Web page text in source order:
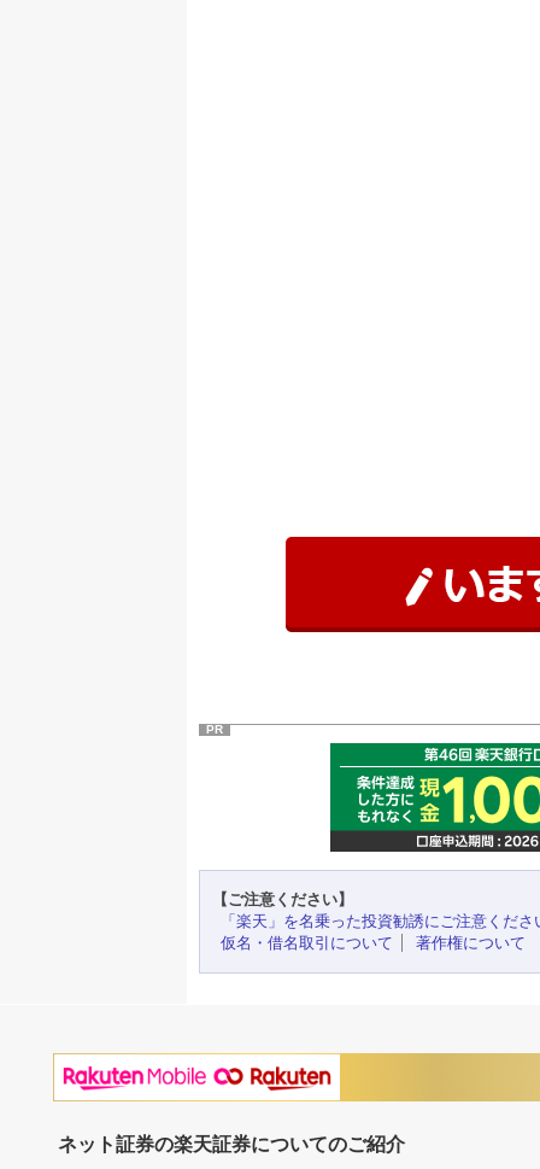
PR
【ご注意ください】
「楽天」を名乗った投資勧誘にご注意くださ
仮名・借名取引について
著作権について
ネット証券の楽天証券についてのご紹介